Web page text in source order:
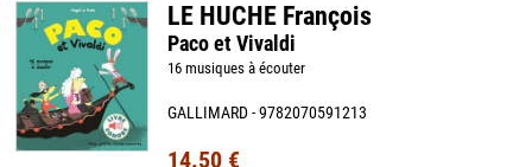
LE HUCHE François
Paco et Vivaldi
16 musiques à écouter
GALLIMARD - 9782070591213
14.50 €